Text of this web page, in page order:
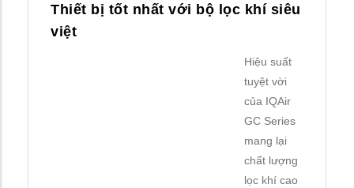
Thiết bị tốt nhất với bộ lọc khí siêu
việt
Hiệu suất
tuyệt vời
của IQAir
GC Series
mang lại
chất lượng
lọc khí cao